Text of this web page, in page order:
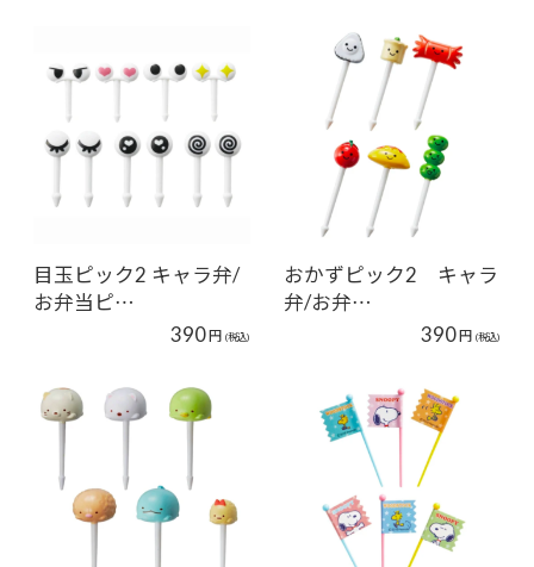
目玉ピック2 キャラ弁/
お弁当ピ…
390円 (税込)
おかずピック2 キャラ
弁/お弁…
390円 (税込)